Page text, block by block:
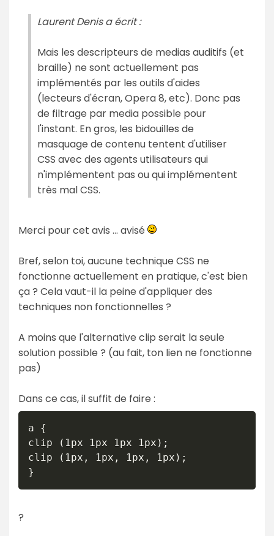
Laurent Denis a écrit :
Mais les descripteurs de medias auditifs (et
braille) ne sont actuellement pas
implémentés par les outils d'aides
(lecteurs d'écran, Opera 8, etc). Donc pas
de filtrage par media possible pour
l'instant. En gros, les bidouilles de
masquage de contenu tentent d'utiliser
CSS avec des agents utilisateurs qui
n'implémentent pas ou qui implémentent
très mal CSS.
Merci pour cet avis ... avisé
Bref, selon toi, aucune technique CSS ne
fonctionne actuellement en pratique, c'est bien
ça ? Cela vaut-il la peine d'appliquer des
techniques non fonctionnelles ?
A moins que l'alternative clip serait la seule
solution possible ? (au fait, ton lien ne fonctionne
pas)
Dans ce cas, il suffit de faire :
a {
clip (1px 1px 1px 1px);
clip (1px, 1px, 1px, 1px);
}
?